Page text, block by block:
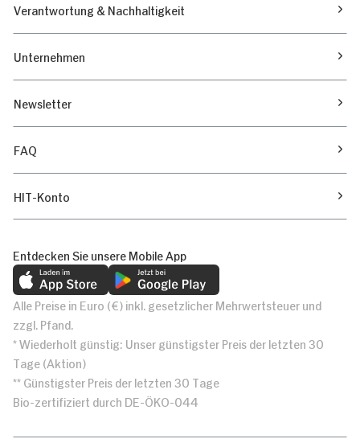
Verantwortung & Nachhaltigkeit
Unternehmen
Newsletter
FAQ
HIT-Konto
Entdecken Sie unsere Mobile App
Alle Preise in Euro (€) inkl. gesetzlicher Mehrwertsteuer und
zzgl. Pfand.
* Wiederholt günstig: Unser günstigster Preis der letzten 30
Tage (Aktion)
** Günstigster Preis der letzten 30 Tage
Bio-zertifiziert durch DE-ÖKO-044